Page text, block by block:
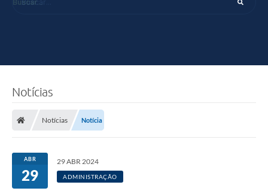
Notícias
Notícias Notícia
ABR
29
29 ABR 2024
ADMINISTRAÇÃO